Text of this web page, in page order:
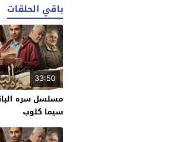
باقي الحلقات
33:50
سيما كلوب